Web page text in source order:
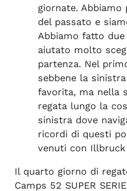
giornate.
del passato e
Abbiamo fatto
aiutato molto
partenza. Nel
sebbene la
favorita, ma nella
regata lungo la
sinistra dove
ricordi di questi
venuti con Illbruck
Il quarto giorno di
Camps 52 SUPER